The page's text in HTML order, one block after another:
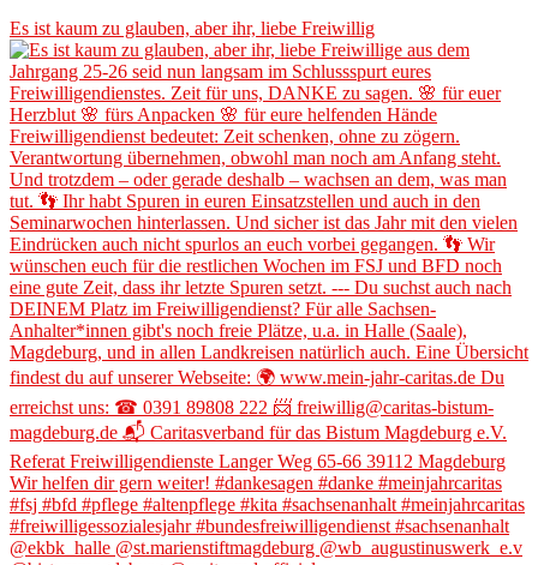
Es ist kaum zu glauben, aber ihr, liebe Freiwillig